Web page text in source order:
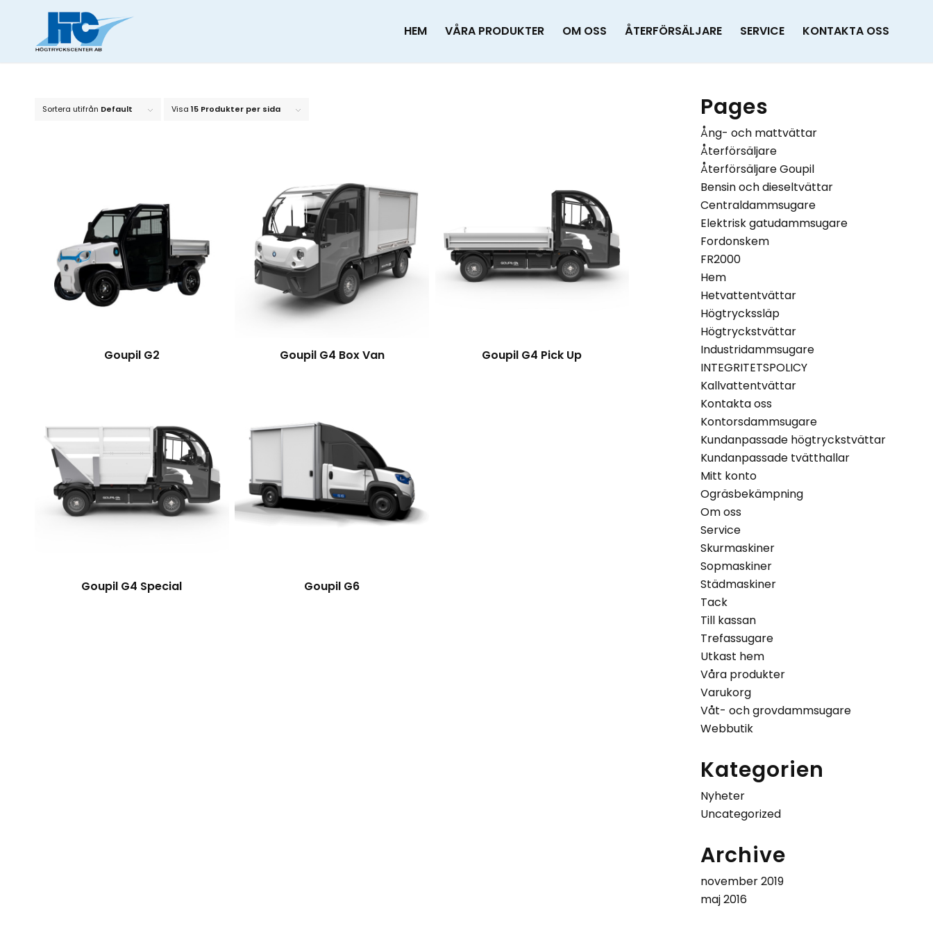
HEM VÅRA PRODUKTER OM OSS ÅTERFÖRSÄLJARE SERVICE KONTAKTA OSS
Sortera utifrån Default Visa 15 Produkter per sida
Goupil G2 Goupil G4 Box Van Goupil G4 Pick Up
Goupil G4 Special Goupil G6
Pages
Ång- och mattvättar
Återförsäljare
Återförsäljare Goupil
Bensin och dieseltvättar
Centraldammsugare
Elektrisk gatudammsugare
Fordonskem
FR2000
Hem
Hetvattentvättar
Högtryckssläp
Högtryckstvättar
Industridammsugare
INTEGRITETSPOLICY
Kallvattentvättar
Kontakta oss
Kontorsdammsugare
Kundanpassade högtryckstvättar
Kundanpassade tvätthallar
Mitt konto
Ogräsbekämpning
Om oss
Service
Skurmaskiner
Sopmaskiner
Städmaskiner
Tack
Till kassan
Trefassugare
Utkast hem
Våra produkter
Varukorg
Våt- och grovdammsugare
Webbutik
Kategorien
Nyheter
Uncategorized
Archive
november 2019
maj 2016